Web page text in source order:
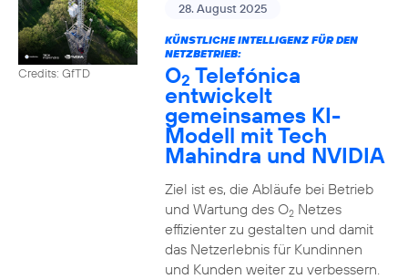
Credits: GfTD
28. August 2025
KÜNSTLICHE INTELLIGENZ FÜR DEN
NETZBETRIEB:
O2 Telefónica
entwickelt
gemeinsames KI-
Modell mit Tech
Mahindra und NVIDIA
Ziel ist es, die Abläufe bei Betrieb
und Wartung des O2Netzes
effizienter zu gestalten und damit
das Netzerlebnis für Kundinnen
und Kunden weiter zu verbessern.